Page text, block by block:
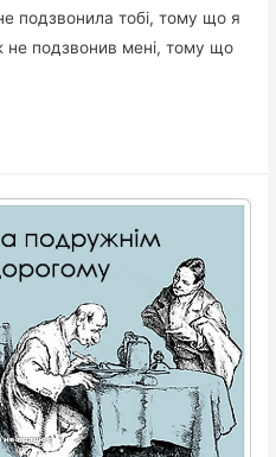
подзвонила тобі, тому що я
подзвонив мені, тому що